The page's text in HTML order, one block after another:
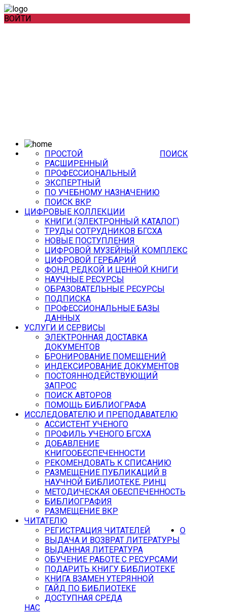
ВОЙТИ
ПОИСК
ПРОСТОЙ
РАСШИРЕННЫЙ
ПРОФЕССИОНАЛЬНЫЙ
ЭКСПЕРТНЫЙ
ПО УЧЕБНОМУ НАЗНАЧЕНИЮ
ПОИСК ВКР
ЦИФРОВЫЕ КОЛЛЕКЦИИ
КНИГИ (ЭЛЕКТРОННЫЙ КАТАЛОГ)
ТРУДЫ СОТРУДНИКОВ БГСХА
НОВЫЕ ПОСТУПЛЕНИЯ
ЦИФРОВОЙ МУЗЕЙНЫЙ КОМПЛЕКС
ЦИФРОВОЙ ГЕРБАРИЙ
ФОНД РЕДКОЙ И ЦЕННОЙ КНИГИ
НАУЧНЫЕ РЕСУРСЫ
ОБРАЗОВАТЕЛЬНЫЕ РЕСУРСЫ
ПОДПИСКА
ПРОФЕССИОНАЛЬНЫЕ БАЗЫ
ДАННЫХ
УСЛУГИ И СЕРВИСЫ
ЭЛЕКТРОННАЯ ДОСТАВКА
ДОКУМЕНТОВ
БРОНИРОВАНИЕ ПОМЕЩЕНИЙ
ИНДЕКСИРОВАНИЕ ДОКУМЕНТОВ
ПОСТОЯННОДЕЙСТВУЮЩИЙ
ЗАПРОС
ПОИСК АВТОРОВ
ПОМОЩЬ БИБЛИОГРАФА
ИССЛЕДОВАТЕЛЮ И ПРЕПОДАВАТЕЛЮ
АССИСТЕНТ УЧЕНОГО
ПРОФИЛЬ УЧЕНОГО БГСХА
ДОБАВЛЕНИЕ
КНИГООБЕСПЕЧЕННОСТИ
РЕКОМЕНДОВАТЬ К СПИСАНИЮ
РАЗМЕЩЕНИЕ ПУБЛИКАЦИЙ В
НАУЧНОЙ БИБЛИОТЕКЕ, РИНЦ
МЕТОДИЧЕСКАЯ ОБЕСПЕЧЕННОСТЬ
БИБЛИОГРАФИЯ
РАЗМЕЩЕНИЕ ВКР
ЧИТАТЕЛЮ
РЕГИСТРАЦИЯ ЧИТАТЕЛЕЙ
ВЫДАЧА И ВОЗВРАТ ЛИТЕРАТУРЫ
ВЫДАННАЯ ЛИТЕРАТУРА
ОБУЧЕНИЕ РАБОТЕ С РЕСУРСАМИ
ПОДАРИТЬ КНИГУ БИБЛИОТЕКЕ
КНИГА ВЗАМЕН УТЕРЯННОЙ
ГАЙД ПО БИБЛИОТЕКЕ
ДОСТУПНАЯ СРЕДА
О
НАС